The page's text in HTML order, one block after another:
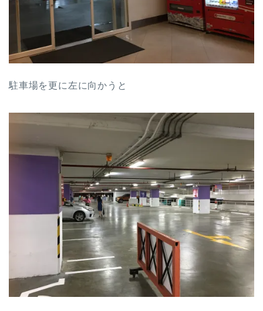
駐車場を更に左に向かうと